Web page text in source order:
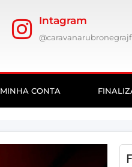
Intagram
@caravanarubronegrajf
MINHA CONTA